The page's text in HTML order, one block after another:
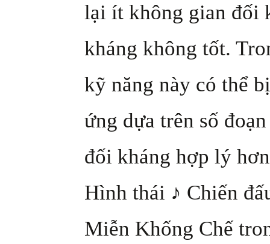
lại ít không gian đối
kháng không tốt.
kỹ năng này có thể
ứng dựa trên số
đối kháng hợp lý
Hình thái ♪ Chiến
Miễn Khống Chế